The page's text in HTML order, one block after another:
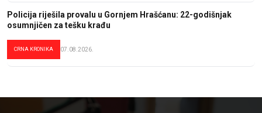
Policija riješila provalu u Gornjem Hrašćanu: 22-godišnjak
osumnjičen za tešku krađu
CRNA KRONIKA 07.08.2026.